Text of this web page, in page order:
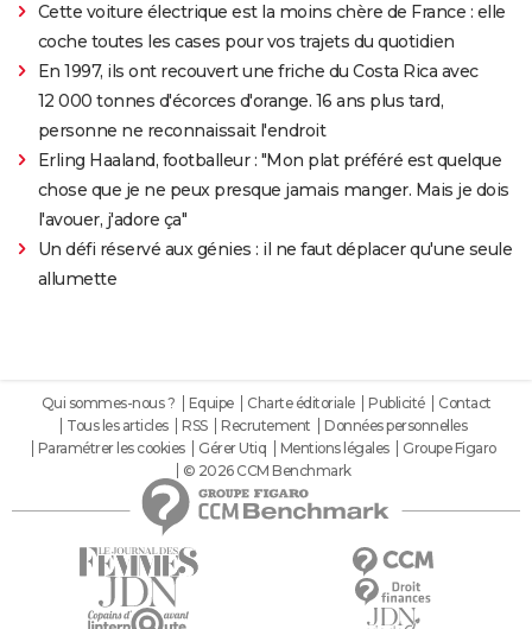
Cette voiture électrique est la moins chère de France : elle
coche toutes les cases pour vos trajets du quotidien
En 1997, ils ont recouvert une friche du Costa Rica avec
12 000 tonnes d'écorces d'orange. 16 ans plus tard,
personne ne reconnaissait l'endroit
Erling Haaland, footballeur : "Mon plat préféré est quelque
chose que je ne peux presque jamais manger. Mais je dois
l'avouer, j'adore ça"
Un défi réservé aux génies : il ne faut déplacer qu'une seule
allumette
Qui sommes-nous ? Equipe Charte éditoriale Publicité
Contact
Tous les articles
RSS Recrutement
Données personnelles
Paramétrer les cookies
Gérer Utiq Mentions légales
Groupe Figaro
© 2026 CCM Benchmark